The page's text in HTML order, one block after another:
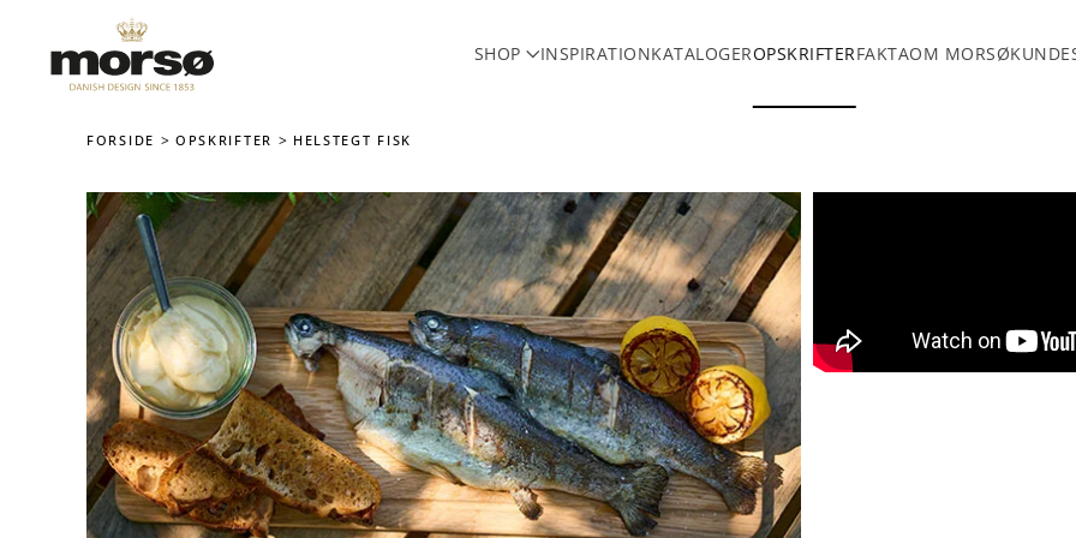
Skip to main content SHOP INSPIRATIONKATALOGEROPSKRIFTERFAKTAOM MORSØ
FORSIDE OPSKRIFTER HELSTEGT FISK